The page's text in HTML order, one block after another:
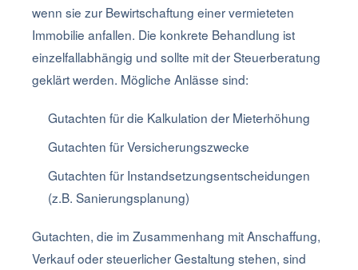
wenn sie zur Bewirtschaftung einer vermieteten
Immobilie anfallen. Die konkrete Behandlung ist
einzelfallabhängig und sollte mit der Steuerberatung
geklärt werden. Mögliche Anlässe sind:
Gutachten für die Kalkulation der Mieterhöhung
Gutachten für Versicherungszwecke
Gutachten für Instandsetzungsentscheidungen
(z.B. Sanierungsplanung)
Gutachten, die im Zusammenhang mit Anschaffung,
Verkauf oder steuerlicher Gestaltung stehen, sind